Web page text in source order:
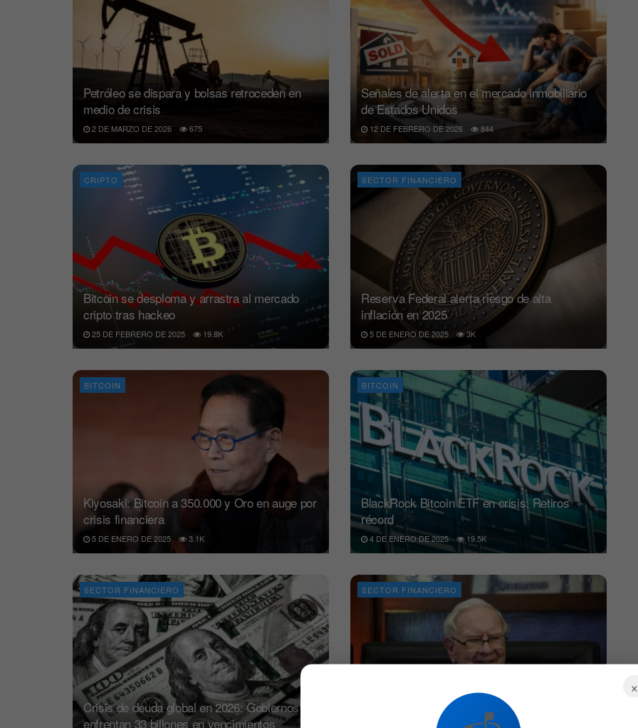
Petróleo se dispara y bolsas retroceden en
medio de crisis
2 DE MARZO DE 2026 675
Señales de alerta en el mercado inmobiliario
de Estados Unidos
12 DE FEBRERO DE 2026 844
CRIPTO
Bitcoin se desploma y arrastra al mercado
cripto tras hackeo
25 DE FEBRERO DE 2025 19.8K
SECTOR FINANCIERO
Reserva Federal alerta riesgo de alta
inflación en 2025
5 DE ENERO DE 2025 3K
BITCOIN
Kiyosaki: Bitcoin a 350.000 y Oro en auge por
crisis financiera
5 DE ENERO DE 2025 3.1K
BITCOIN
BlackRock Bitcoin ETF en crisis: Retiros
récord
4 DE ENERO DE 2025 19.5K
SECTOR FINANCIERO
Crisis de deuda global en 2026: Gobiernos
enfrentan 33 billones en vencimientos
SECTOR FINANCIERO
Berkshire Hathaway acumula récord de
efectivo: ¿Se prepara Buffett para una crisis?
×